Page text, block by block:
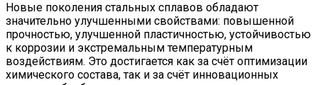
Новые поколения стальных сплавов обладают
значительно улучшенными свойствами: повышенной
прочностью, улучшенной пластичностью, устойчивостью
к коррозии и экстремальным температурным
воздействиям. Это достигается как за счёт оптимизации
химического состава, так и за счёт инновационных